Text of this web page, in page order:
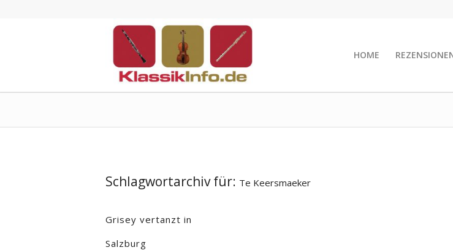
HOME
Schlagwortarchiv für: Te Keersmaeker
Grisey vertanzt in
Salzburg